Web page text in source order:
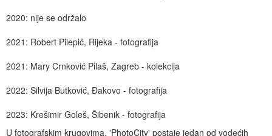
2020: nije se održalo
2021: Robert Pilepić, Rijeka - fotografija
2021: Mary Crnković Pilaš, Zagreb - kolekcija
2022: Silvija Butković, Đakovo - fotografija
2023: Krešimir Goleš, Šibenik - fotografija
U fotografskim krugovima, 'PhotoCity' postaje jedan od vodećih